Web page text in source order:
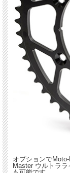
オプションで
Master ウルトラ